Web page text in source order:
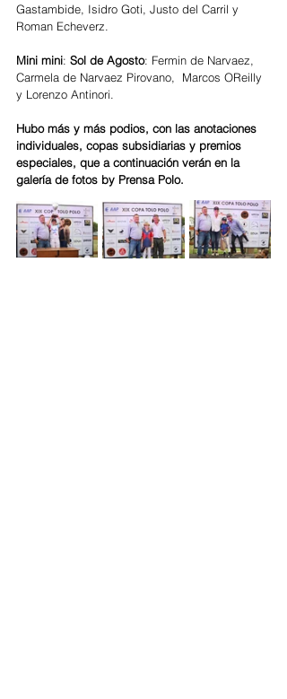
Gastambide, Isidro Goti, Justo del Carril y
Roman Echeverz.
Mini mini: Sol de Agosto: Fermin de Narvaez,
Carmela de Narvaez Pirovano,  Marcos OReilly
y Lorenzo Antinori.
Hubo más y más podios, con las anotaciones
individuales, copas subsidiarias y premios
especiales, que a continuación verán en la
galería de fotos by Prensa Polo.